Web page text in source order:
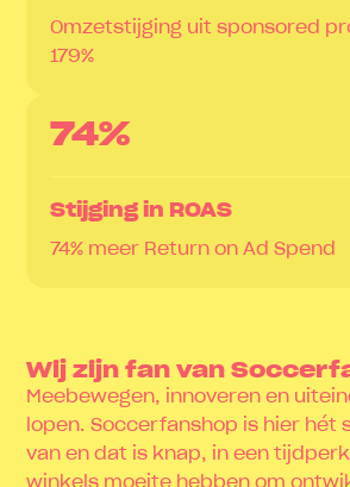
Omzetstijging uit sponsored
179%
74%
Stijging in ROAS
74% meer Return on Ad Spend
Wij zijn fan van
Meebewegen, innoveren en
lopen. Soccerfanshop is hier hét
van en dat is knap, in een tijdperk
winkels moeite hebben om